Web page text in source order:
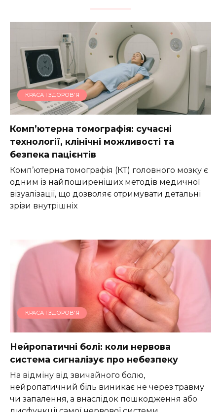
КРАСА І ЗДОРОВ'Я
Комп’ютерна томографія: сучасні
технології, клінічні можливості та
безпека пацієнтів
Комп’ютерна томографія (КТ) головного мозку є
одним із найпоширеніших методів медичної
візуалізації, що дозволяє отримувати детальні
зрізи внутрішніх
КРАСА І ЗДОРОВ'Я
Нейропатичні болі: коли нервова
система сигналізує про небезпеку
На відміну від звичайного болю,
нейропатичний біль виникає не через травму
чи запалення, а внаслідок пошкодження або